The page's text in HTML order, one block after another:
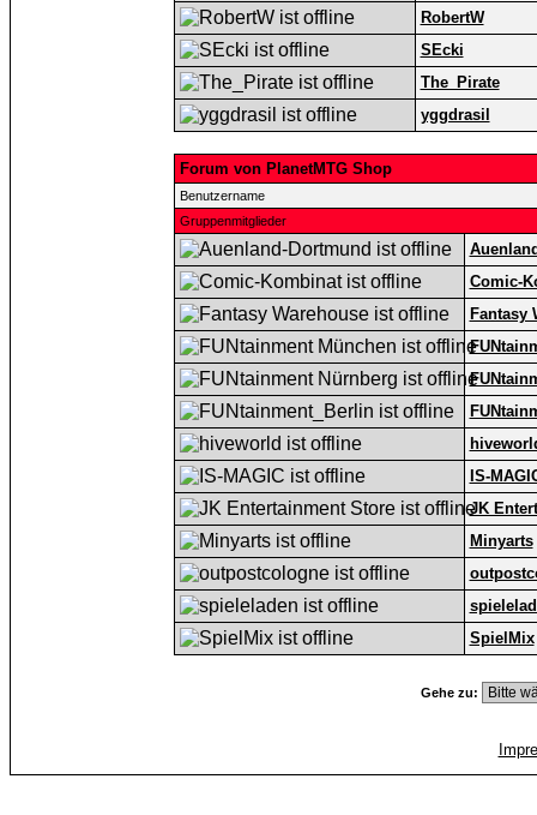
RobertW
SEcki
The_Pirate
yggdrasil
Forum von PlanetMTG Shop
Benutzername
Gruppenmitglieder
Comic-
Fantasy
IS-
JK
Minyarts
SpielMix
Gehe zu: